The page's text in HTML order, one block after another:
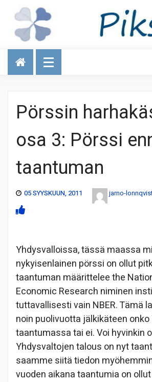
Talous
Pörssin
osa 3: Pörssi
taantuman
05 SYYSKUUN, 2011 jarno-
Yhdysvalloissa, tässä maassa
nykyisenlainen pörssi on ollut
taantuman määrittelee the
Economic Research niminen
tuttavallisesti vain NBER. Tämä
noin puolivuotta jälkikäteen
taantumassa tai ei. Voi hyvinkin
Yhdysvaltojen talous on nyt
saamme siitä tiedon
vuoden aikana taantumia on